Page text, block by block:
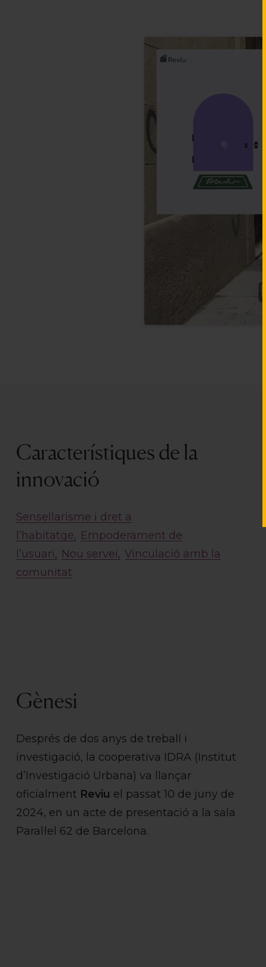
Característiques de la
innovació
Sensellarisme i dret a
l’habitatge
Empoderament de
l’usuari
Nou servei
Vinculació amb la
comunitat
Gènesi
Després de dos anys de treball i
investigació, la cooperativa IDRA (Institut
d’Investigació Urbana) va llançar
oficialment Reviu el passat 10 de juny de
2024, en un acte de presentació a la sala
Paral·lel 62 de Barcelona.